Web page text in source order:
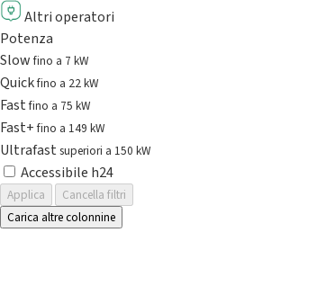
Altri operatori
Potenza
Slowfino a 7 kW
Quickfino a 22 kW
Fastfino a 75 kW
Fast+fino a 149 kW
Ultrafast superiori a 150 kW
Accessibile h24
Applica
Cancella filtri
Carica altre colonnine